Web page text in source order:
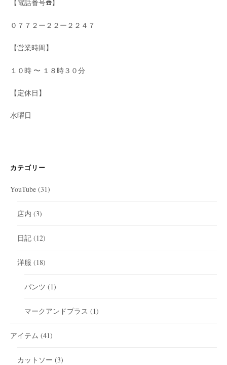
【電話番号☎️】
０７７２ー２２ー２２４７
【営業時間】
１０時 〜 １８時３０分
【定休日】
水曜日
カテゴリー
YouTube (31)
店内 (3)
日記 (12)
洋服 (18)
パンツ (1)
マークアンドプラス (1)
アイテム (41)
カットソー (3)